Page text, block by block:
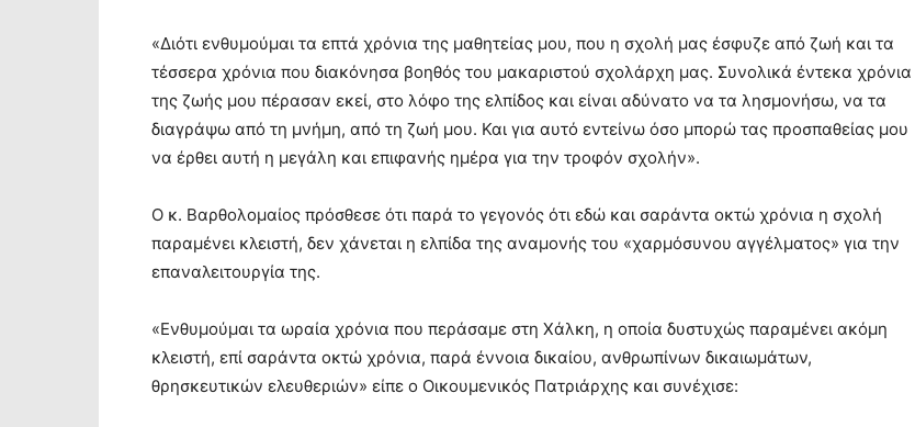
«Διότι ενθυμούμαι τα επτά χρόνια της μαθητείας μου, που η σχολή μας έσφυζε από ζωή και τα
τέσσερα χρόνια που διακόνησα βοηθός του μακαριστού σχολάρχη μας. Συνολικά έντεκα χρόνια
της ζωής μου πέρασαν εκεί, στο λόφο της ελπίδος και είναι αδύνατο να τα λησμονήσω, να τα
διαγράψω από τη μνήμη, από τη ζωή μου. Και για αυτό εντείνω όσο μπορώ τας προσπαθείας μου
να έρθει αυτή η μεγάλη και επιφανής ημέρα για την τροφόν σχολήν».
Ο κ. Βαρθολομαίος πρόσθεσε ότι παρά το γεγονός ότι εδώ και σαράντα οκτώ χρόνια η σχολή
παραμένει κλειστή, δεν χάνεται η ελπίδα της αναμονής του «χαρμόσυνου αγγέλματος» για την
επαναλειτουργία της.
«Ενθυμούμαι τα ωραία χρόνια που περάσαμε στη Χάλκη, η οποία δυστυχώς παραμένει ακόμη
κλειστή, επί σαράντα οκτώ χρόνια, παρά έννοια δικαίου, ανθρωπίνων δικαιωμάτων,
θρησκευτικών ελευθεριών» είπε ο Οικουμενικός Πατριάρχης και συνέχισε: